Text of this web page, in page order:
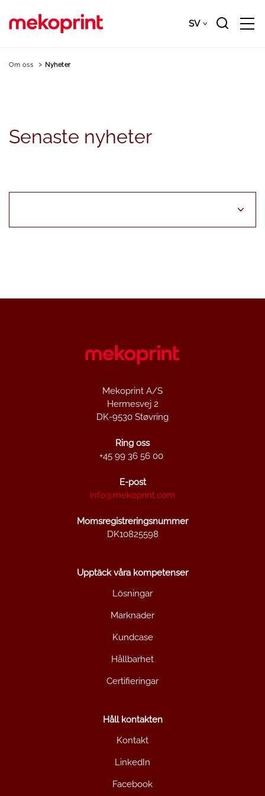
huvudinnehållet
Downloads SV
SV
Om oss Nyheter
Senaste nyheter
Mekoprint A/S
Hermesvej 2
DK-9530 Støvring
Ring oss
+45 99 36 56 00
E-post
info@mekoprint.com
Momsregistreringsnummer
DK10825598
Upptäck våra kompetenser
Lösningar
Marknader
Kundcase
Hållbarhet
Certifieringar
Håll kontakten
Kontakt
LinkedIn
Facebook